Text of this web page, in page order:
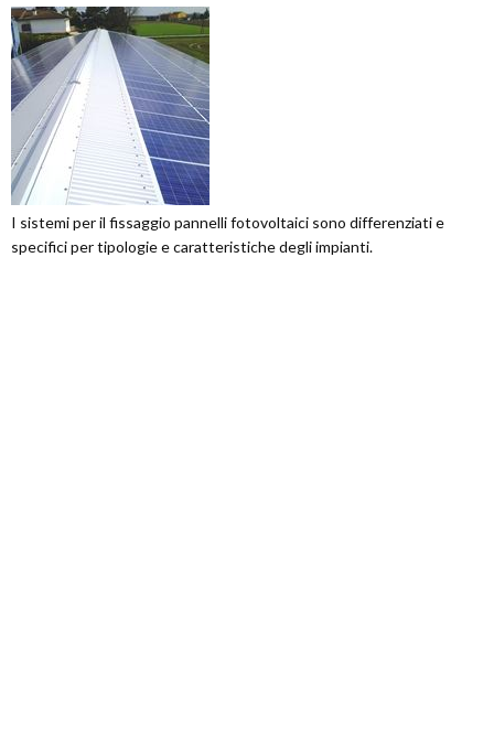
I sistemi per il fissaggio pannelli fotovoltaici sono differenziati e
specifici per tipologie e caratteristiche degli impianti.